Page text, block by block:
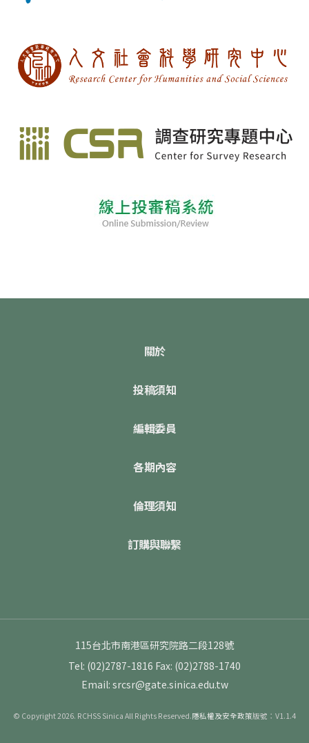
關於
投稿須知
編輯委員
各期內容
倫理須知
訂購與聯繫
115台北市南港區研究院路二段128號
Tel: (02)2787-1816 Fax: (02)2788-1740
Email: srcsr@gate.sinica.edu.tw
© Copyright 2026. RCHSS Sinica All Rights Reserved.隱私權及安全政策版號：V1.1.4